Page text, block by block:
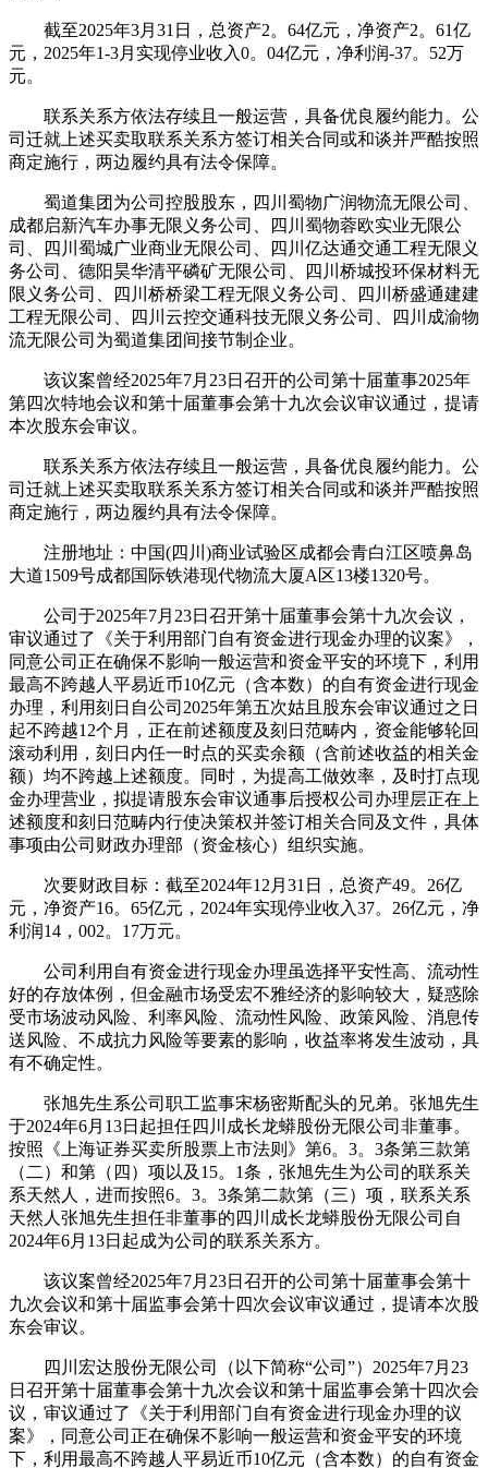
截至2025年3月31日，总资产2。64亿元，净资产2。61亿
元，2025年1-3月实现停业收入0。04亿元，净利润-37。52万
元。
联系关系方依法存续且一般运营，具备优良履约能力。公
司迁就上述买卖取联系关系方签订相关合同或和谈并严酷按照
商定施行，两边履约具有法令保障。
蜀道集团为公司控股股东，四川蜀物广润物流无限公司、
成都启新汽车办事无限义务公司、四川蜀物蓉欧实业无限公
司、四川蜀城广业商业无限公司、四川亿达通交通工程无限义
务公司、德阳昊华清平磷矿无限公司、四川桥城投环保材料无
限义务公司、四川桥桥梁工程无限义务公司、四川桥盛通建建
工程无限公司、四川云控交通科技无限义务公司、四川成渝物
流无限公司为蜀道集团间接节制企业。
该议案曾经2025年7月23日召开的公司第十届董事2025年
第四次特地会议和第十届董事会第十九次会议审议通过，提请
本次股东会审议。
联系关系方依法存续且一般运营，具备优良履约能力。公
司迁就上述买卖取联系关系方签订相关合同或和谈并严酷按照
商定施行，两边履约具有法令保障。
注册地址：中国(四川)商业试验区成都会青白江区喷鼻岛
大道1509号成都国际铁港现代物流大厦A区13楼1320号。
公司于2025年7月23日召开第十届董事会第十九次会议，
审议通过了《关于利用部门自有资金进行现金办理的议案》，
同意公司正在确保不影响一般运营和资金平安的环境下，利用
最高不跨越人平易近币10亿元（含本数）的自有资金进行现金
办理，利用刻日自公司2025年第五次姑且股东会审议通过之日
起不跨越12个月，正在前述额度及刻日范畴内，资金能够轮回
滚动利用，刻日内任一时点的买卖余额（含前述收益的相关金
额）均不跨越上述额度。同时，为提高工做效率，及时打点现
金办理营业，拟提请股东会审议通事后授权公司办理层正在上
述额度和刻日范畴内行使决策权并签订相关合同及文件，具体
事项由公司财政办理部（资金核心）组织实施。
次要财政目标：截至2024年12月31日，总资产49。26亿
元，净资产16。65亿元，2024年实现停业收入37。26亿元，净
利润14，002。17万元。
公司利用自有资金进行现金办理虽选择平安性高、流动性
好的存放体例，但金融市场受宏不雅经济的影响较大，疑惑除
受市场波动风险、利率风险、流动性风险、政策风险、消息传
送风险、不成抗力风险等要素的影响，收益率将发生波动，具
有不确定性。
张旭先生系公司职工监事宋杨密斯配头的兄弟。张旭先生
于2024年6月13日起担任四川成长龙蟒股份无限公司非董事。
按照《上海证券买卖所股票上市法则》第6。3。3条第三款第
（二）和第（四）项以及15。1条，张旭先生为公司的联系关
系天然人，进而按照6。3。3条第二款第（三）项，联系关系
天然人张旭先生担任非董事的四川成长龙蟒股份无限公司自
2024年6月13日起成为公司的联系关系方。
该议案曾经2025年7月23日召开的公司第十届董事会第十
九次会议和第十届监事会第十四次会议审议通过，提请本次股
东会审议。
四川宏达股份无限公司（以下简称“公司”）2025年7月23
日召开第十届董事会第十九次会议和第十届监事会第十四次会
议，审议通过了《关于利用部门自有资金进行现金办理的议
案》，同意公司正在确保不影响一般运营和资金平安的环境
下，利用最高不跨越人平易近币10亿元（含本数）的自有资金